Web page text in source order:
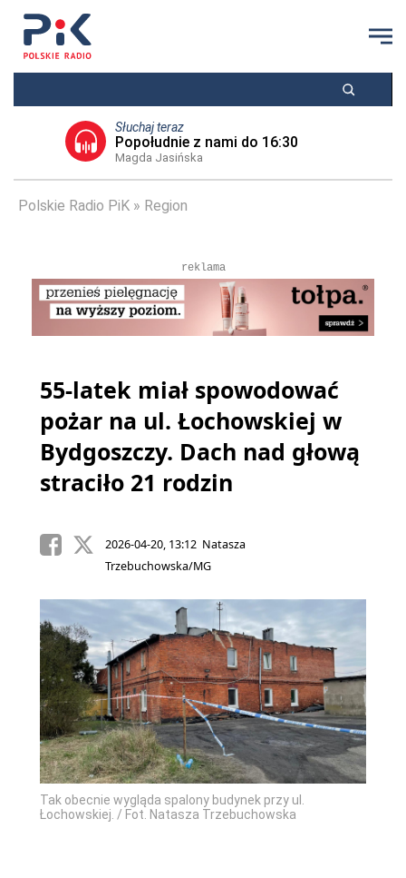
Słuchaj teraz
Popołudnie z nami do 16:30
Magda Jasińska
Polskie Radio PiK Region
reklama
55-latek miał spowodować
pożar na ul. Łochowskiej w
Bydgoszczy. Dach nad głową
straciło 21 rodzin
2026-04-20, 13:12 Natasza
Trzebuchowska/MG
Tak obecnie wygląda spalony budynek przy ul.
Łochowskiej. / Fot. Natasza Trzebuchowska